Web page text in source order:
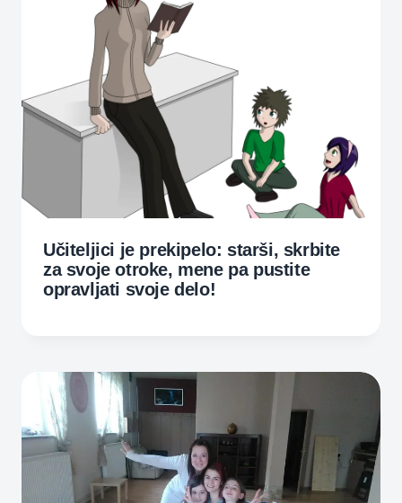
Učiteljici je prekipelo: starši, skrbite
za svoje otroke, mene pa pustite
opravljati svoje delo!